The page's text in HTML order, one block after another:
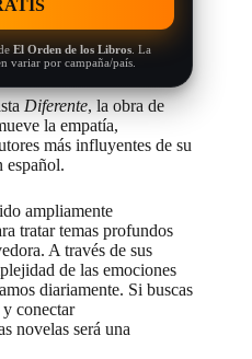
El Orden de los Libros . La
variar por campaña/país.
Diferente, la obra de
la empatía,
más influyentes de su
español.
ampliamente
tratar temas profundos
A través de sus
de las emociones
diariamente. Si buscas
conectar
novelas será una